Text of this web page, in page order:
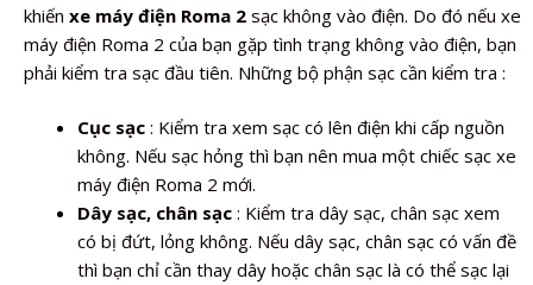
khiến xe máy điện Roma 2 sạc không vào điện. Do đó nếu xe
máy điện Roma 2 của bạn gặp tình trạng không vào điện, bạn
phải kiểm tra sạc đầu tiên. Những bộ phận sạc cần kiểm tra :
Cục sạc : Kiểm tra xem sạc có lên điện khi cấp nguồn
không. Nếu sạc hỏng thì bạn nên mua một chiếc sạc xe
máy điện Roma 2 mới.
Dây sạc, chân sạc : Kiểm tra dây sạc, chân sạc xem
có bị đứt, lỏng không. Nếu dây sạc, chân sạc có vấn đề
thì bạn chỉ cần thay dây hoặc chân sạc là có thể sạc lại